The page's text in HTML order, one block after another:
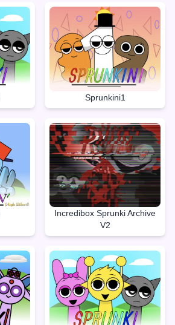
Sprunkini1
Incredibox Sprunki Archive
V2